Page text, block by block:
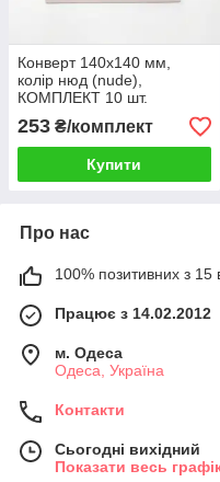
Конверт 140x140 мм,
колір нюд (nude),
КОМПЛЕКТ 10 шт.
253 ₴/комплект
Купити
Про нас
100% позитивних з 15
Працює з 14.02.2012
м. Одеса
Одеса, Україна
Контакти
Сьогодні вихідний
Показати весь